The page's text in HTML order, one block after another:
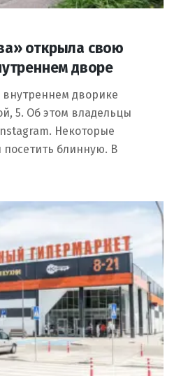
открыла свою
дворе
дворике
5. Об этом владельцы
Некоторые
посетить блинную. В